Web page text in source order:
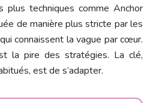
plus techniques comme Anchor
de manière plus stricte par les
connaissent la vague par cœur.
la pire des stratégies. La clé,
est de s’adapter.